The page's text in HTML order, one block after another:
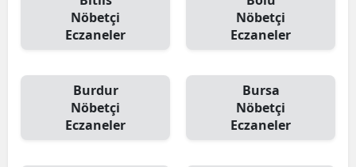
Nöbetçi
Eczaneler
Nöbetçi
Eczaneler
Burdur
Nöbetçi
Eczaneler
Bursa
Nöbetçi
Eczaneler